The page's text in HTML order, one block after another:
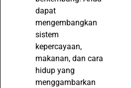
dapat
mengembangkan
sistem
kepercayaan,
makanan, dan cara
hidup yang
menggambarkan